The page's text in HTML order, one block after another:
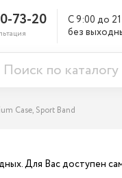
73-20
С 9:00 до
без
Case, Sport Band
Для Вас доступен